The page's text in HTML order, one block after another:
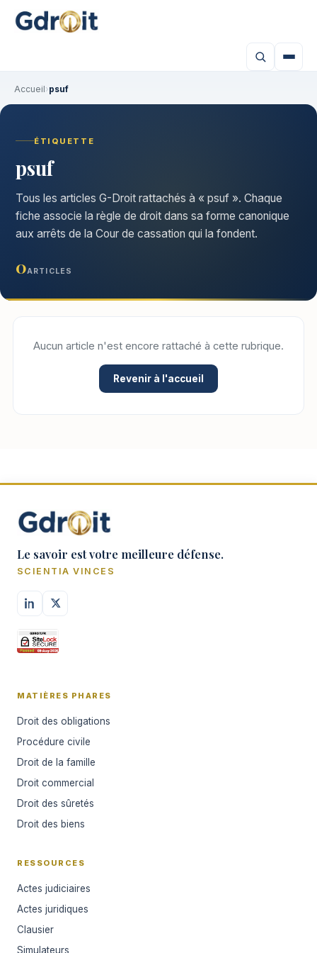
Accueil›psuf
ÉTIQUETTE
psuf
Tous les articles G-Droit rattachés à « psuf ». Chaque
fiche associe la règle de droit dans sa forme canonique
aux arrêts de la Cour de cassation qui la fondent.
0ARTICLES
Aucun article n'est encore rattaché à cette rubrique.
Revenir à l'accueil
Le savoir est votre meilleure défense.
SCIENTIA VINCES
MATIÈRES PHARES
Droit des obligations
Procédure civile
Droit de la famille
Droit commercial
Droit des sûretés
Droit des biens
RESSOURCES
Actes judiciaires
Actes juridiques
Clausier
Simulateurs